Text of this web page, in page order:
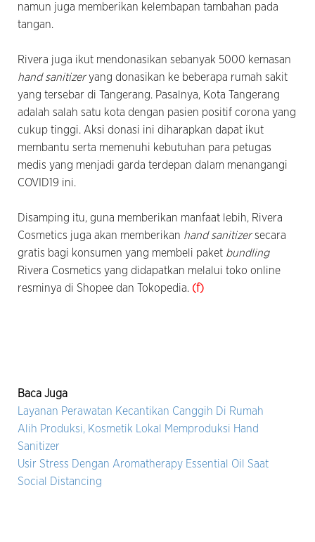
namun juga memberikan kelembapan tambahan pada
tangan.
Rivera juga ikut mendonasikan sebanyak 5000 kemasan
hand sanitizeryang donasikan ke beberapa rumah sakit
yang tersebar di Tangerang. Pasalnya, Kota Tangerang
adalah salah satu kota dengan pasien positif corona yang
cukup tinggi. Aksi donasi ini diharapkan dapat ikut
membantu serta memenuhi kebutuhan para petugas
medis yang menjadi garda terdepan dalam menangangi
COVID19 ini.
Disamping itu, guna memberikan manfaat lebih, Rivera
Cosmetics juga akan memberikan hand sanitizersecara
gratis bagi konsumen yang membeli paket bundling
Rivera Cosmetics yang didapatkan melalui toko online
resminya di Shopee dan Tokopedia. (f)
Baca Juga
Layanan Perawatan Kecantikan Canggih Di Rumah
Alih Produksi, Kosmetik Lokal Memproduksi Hand
Sanitizer
Usir Stress Dengan Aromatherapy Essential Oil Saat
Social Distancing